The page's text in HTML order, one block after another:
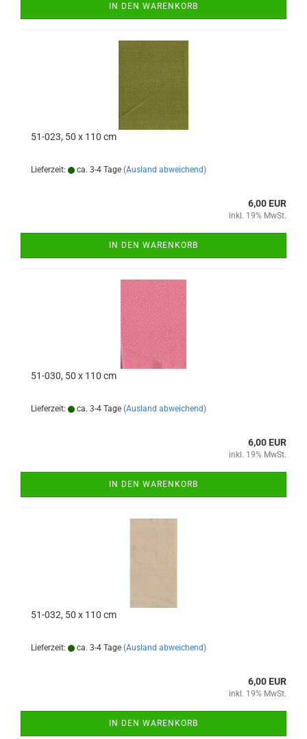
IN DEN WARENKORB
51-023, 50 x 110 cm
Lieferzeit: ca. 3-4 Tage (Ausland abweichend)
6,00 EUR
inkl. 19% MwSt.
IN DEN WARENKORB
51-030, 50 x 110 cm
Lieferzeit: ca. 3-4 Tage (Ausland abweichend)
6,00 EUR
inkl. 19% MwSt.
IN DEN WARENKORB
51-032, 50 x 110 cm
Lieferzeit: ca. 3-4 Tage (Ausland abweichend)
6,00 EUR
inkl. 19% MwSt.
IN DEN WARENKORB